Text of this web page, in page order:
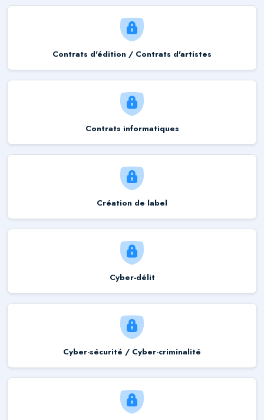
Contrats d'édition / Contrats d'artistes
Contrats informatiques
Création de label
Cyber-délit
Cyber-sécurité / Cyber-criminalité